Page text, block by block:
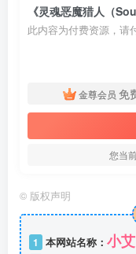
此内容为付费资源，请
金尊会员 免
您当
© 版权声明
1 本网站名称： 小